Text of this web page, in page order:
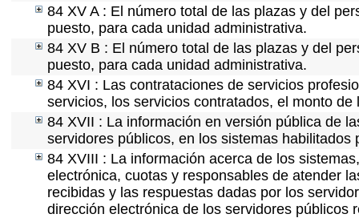
84 XV A : El número total de las plazas y del
puesto, para cada unidad administrativa.
84 XV B : El número total de las plazas y del
puesto, para cada unidad administrativa.
84 XVI : Las contrataciones de servicios
servicios, los servicios contratados, el monto
84 XVII : La información en versión pública de
servidores públicos, en los sistemas
84 XVIII : La información acerca de los
electrónica, cuotas y responsables de atender
recibidas y las respuestas dadas por los
dirección electrónica de los servidores públicos